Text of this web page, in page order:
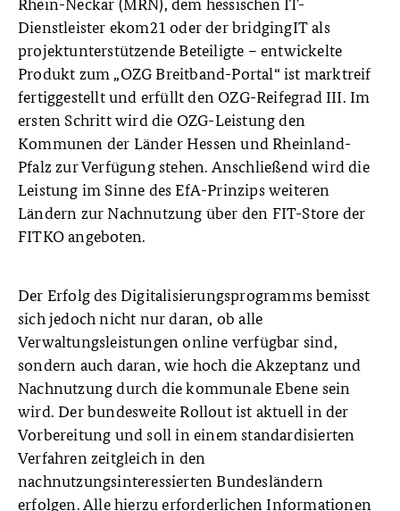
Dienstleister ekom21 oder der bridgingIT als
projektunterstützende Beteiligte – entwickelte
Produkt zum „OZG Breitband-Portal“ ist marktreif
fertiggestellt und erfüllt den OZG-Reifegrad III. Im
ersten Schritt wird die OZG-Leistung den
Kommunen der Länder Hessen und Rheinland-
Pfalz zur Verfügung stehen. Anschließend wird die
Leistung im Sinne des EfA-Prinzips weiteren
Ländern zur Nachnutzung über den FIT-Store der
FITKO angeboten.
Der Erfolg des Digitalisierungsprogramms bemisst
sich jedoch nicht nur daran, ob alle
Verwaltungsleistungen online verfügbar sind,
sondern auch daran, wie hoch die Akzeptanz und
Nachnutzung durch die kommunale Ebene sein
wird. Der bundesweite Rollout ist aktuell in der
Vorbereitung und soll in einem standardisierten
Verfahren zeitgleich in den
nachnutzungsinteressierten Bundesländern
erfolgen. Alle hierzu erforderlichen Informationen